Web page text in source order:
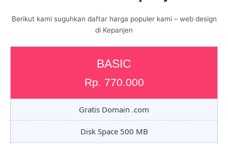
Berikut kami suguhkan daftar harga populer kami – web design
di Kepanjen
BASIC
Rp. 770.000
Gratis Domain .com
Disk Space 500 MB